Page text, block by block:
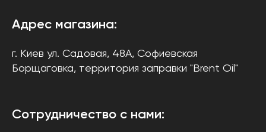
Адрес магазина:
г. Киев ул. Садовая, 48А, Софиевская
Борщаговка, территория заправки "Brent Oil"
Сотрудничество с нами: